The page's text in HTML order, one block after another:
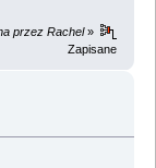
przez Rachel»
Zapisane